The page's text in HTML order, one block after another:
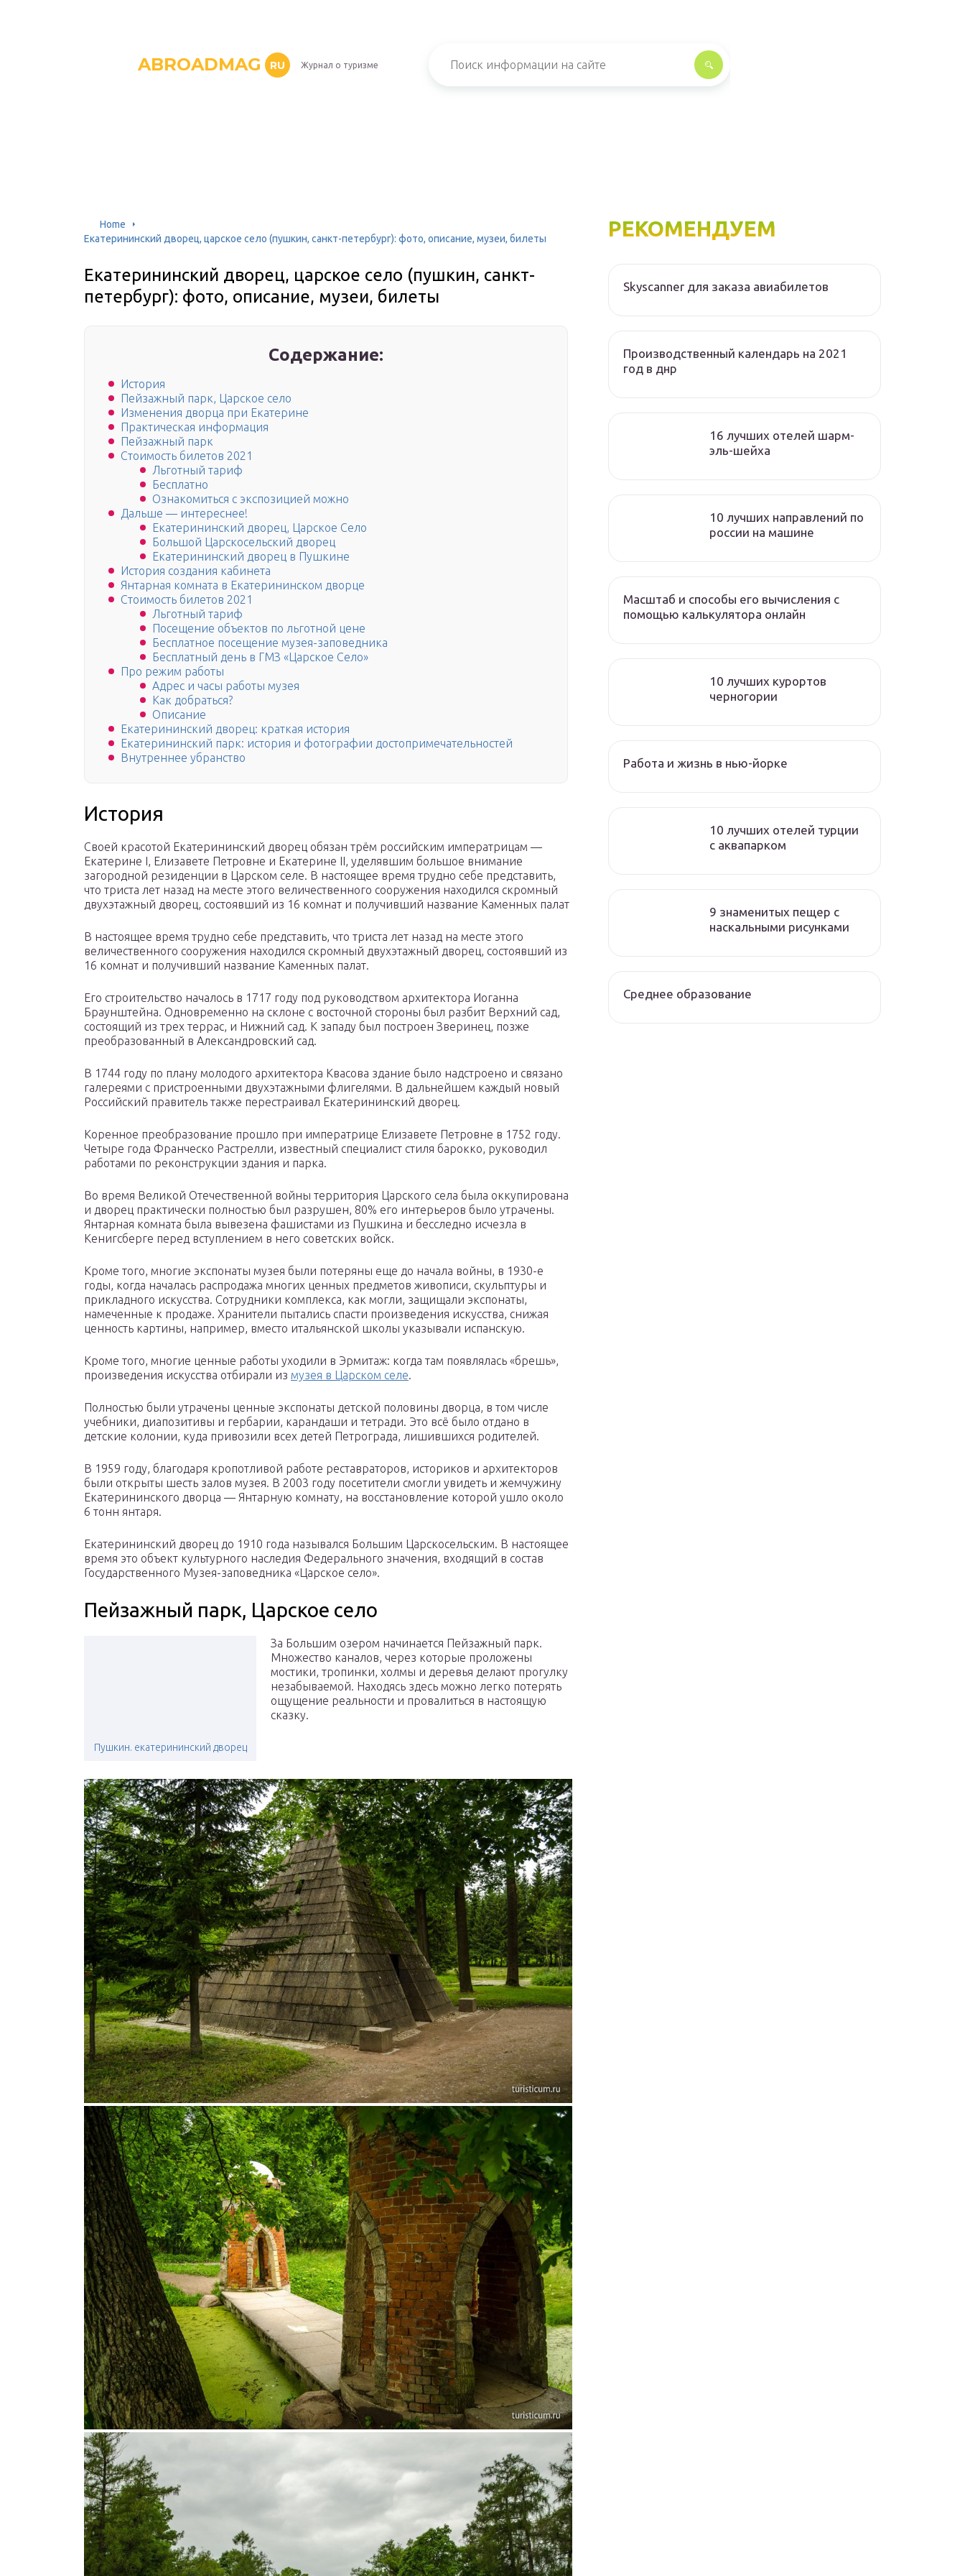
ABROADMAG RU Журнал о туризме
Home
Екатерининский дворец, царское село (пушкин, санкт-петербург): фото, описание, музеи, билеты
Екатерининский дворец, царское село (пушкин, санкт-
петербург): фото, описание, музеи, билеты
Содержание:
История
Пейзажный парк, Царское село
Изменения дворца при Екатерине
Практическая информация
Пейзажный парк
Стоимость билетов 2021
Льготный тариф
Бесплатно
Ознакомиться с экспозицией можно
Дальше — интереснее!
Екатерининский дворец, Царское Село
Большой Царскосельский дворец
Екатерининский дворец в Пушкине
История создания кабинета
Янтарная комната в Екатерининском дворце
Стоимость билетов 2021
Льготный тариф
Посещение объектов по льготной цене
Бесплатное посещение музея-заповедника
Бесплатный день в ГМЗ «Царское Село»
Про режим работы
Адрес и часы работы музея
Как добраться?
Описание
Екатерининский дворец: краткая история
Екатерининский парк: история и фотографии достопримечательностей
Внутреннее убранство
История
Своей красотой Екатерининский дворец обязан трём российским императрицам —
Екатерине I, Елизавете Петровне и Екатерине II, уделявшим большое внимание
загородной резиденции в Царском селе. В настоящее время трудно себе представить,
что триста лет назад на месте этого величественного сооружения находился скромный
двухэтажный дворец, состоявший из 16 комнат и получивший название Каменных палат
В настоящее время трудно себе представить, что триста лет назад на месте этого
величественного сооружения находился скромный двухэтажный дворец, состоявший из
16 комнат и получивший название Каменных палат.
Его строительство началось в 1717 году под руководством архитектора Иоганна
Браунштейна. Одновременно на склоне с восточной стороны был разбит Верхний сад,
состоящий из трех террас, и Нижний сад. К западу был построен Зверинец, позже
преобразованный в Александровский сад.
В 1744 году по плану молодого архитектора Квасова здание было надстроено и связано
галереями с пристроенными двухэтажными флигелями. В дальнейшем каждый новый
Российский правитель также перестраивал Екатерининский дворец.
Коренное преобразование прошло при императрице Елизавете Петровне в 1752 году.
Четыре года Франческо Растрелли, известный специалист стиля барокко, руководил
работами по реконструкции здания и парка.
Во время Великой Отечественной войны территория Царского села была оккупирована
и дворец практически полностью был разрушен, 80% его интерьеров было утрачены.
Янтарная комната была вывезена фашистами из Пушкина и бесследно исчезла в
Кенигсберге перед вступлением в него советских войск.
Кроме того, многие экспонаты музея были потеряны еще до начала войны, в 1930-е
годы, когда началась распродажа многих ценных предметов живописи, скульптуры и
прикладного искусства. Сотрудники комплекса, как могли, защищали экспонаты,
намеченные к продаже. Хранители пытались спасти произведения искусства, снижая
ценность картины, например, вместо итальянской школы указывали испанскую.
Кроме того, многие ценные работы уходили в Эрмитаж: когда там появлялась «брешь»,
произведения искусства отбирали из музея в Царском селе.
Полностью были утрачены ценные экспонаты детской половины дворца, в том числе
учебники, диапозитивы и гербарии, карандаши и тетради. Это всё было отдано в
детские колонии, куда привозили всех детей Петрограда, лишившихся родителей.
В 1959 году, благодаря кропотливой работе реставраторов, историков и архитекторов
были открыты шесть залов музея. В 2003 году посетители смогли увидеть и жемчужину
Екатерининского дворца — Янтарную комнату, на восстановление которой ушло около
6 тонн янтаря.
Екатерининский дворец до 1910 года назывался Большим Царскосельским. В настоящее
время это объект культурного наследия Федерального значения, входящий в состав
Государственного Музея-заповедника «Царское село».
Пейзажный парк, Царское село
Пушкин. екатерининский дворец
За Большим озером начинается Пейзажный парк.
Множество каналов, через которые проложены
мостики, тропинки, холмы и деревья делают прогулку
незабываемой. Находясь здесь можно легко потерять
ощущение реальности и провалиться в настоящую
сказку.
РЕКОМЕНДУЕМ
Skyscanner для заказа авиабилетов
Производственный календарь на 2021
год в днр
16 лучших отелей шарм-
эль-шейха
10 лучших направлений по
россии на машине
Масштаб и способы его вычисления с
помощью калькулятора онлайн
10 лучших курортов
черногории
Работа и жизнь в нью-йорке
10 лучших отелей турции
с аквапарком
9 знаменитых пещер с
наскальными рисунками
Среднее образование